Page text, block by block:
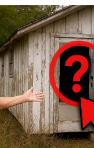
- Bernama
Sinar